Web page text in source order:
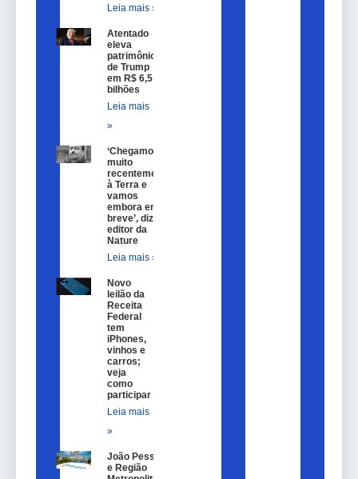
Leia mais »
Atentado
eleva
patrimônio
de Trump
em R$ 6,5
bilhões
Leia mais
»
‘Chegamos
muito
recentemente
à Terra e
vamos
embora em
breve’, diz o
editor da
Nature
Leia mais »
Novo
leilão da
Receita
Federal
tem
iPhones,
vinhos e
carros;
veja
como
participar
Leia mais
»
João Pessoa
e Região